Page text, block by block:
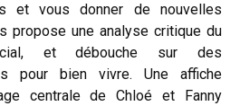
et vous donner de nouvelles
propose une analyse critique du
et débouche sur des
pour bien vivre. Une affiche
centrale de Chloé et Fanny